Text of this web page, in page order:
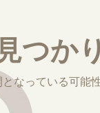
つか
なっている可能